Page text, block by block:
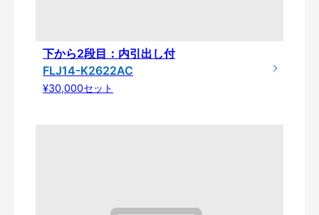
下から2段目：内引出し付
FLJ14-K2622AC
¥30,000セット